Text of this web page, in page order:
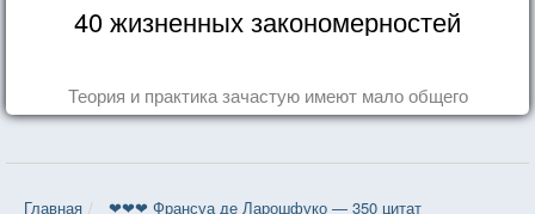
40 жизненных закономерностей
Теория и практика зачастую имеют мало общего
Главная ❤❤❤ Франсуа де Ларошфуко — 350 цитат